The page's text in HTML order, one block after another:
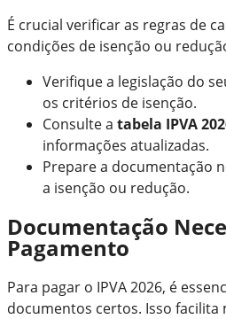
É crucial verificar as regras de
condições de isenção ou
Verifique a legislação do
os critérios de isenção.
Consulte a tabela IPVA
informações atualizadas.
Prepare a documentação
a isenção ou redução.
Documentação
Pagamento
Para pagar o IPVA 2026, é
documentos certos. Isso facilita